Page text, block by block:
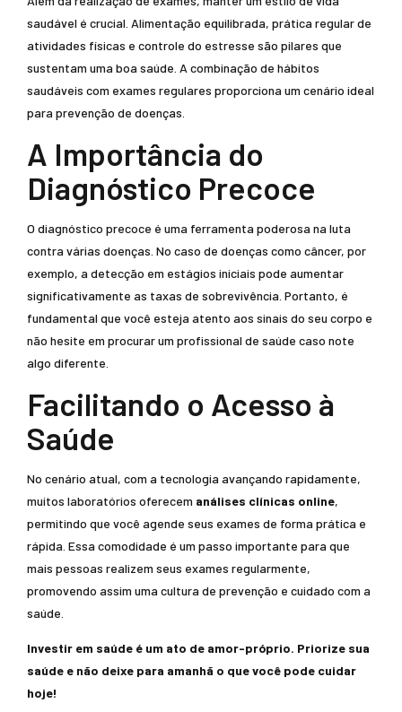
saudável é crucial. Alimentação equilibrada, prática regular de
atividades físicas e controle do estresse são pilares que
sustentam uma boa saúde. A combinação de hábitos
saudáveis com exames regulares proporciona um cenário ideal
para prevenção de doenças.
A Importância do
Diagnóstico Precoce
O diagnóstico precoce é uma ferramenta poderosa na luta
contra várias doenças. No caso de doenças como câncer, por
exemplo, a detecção em estágios iniciais pode aumentar
significativamente as taxas de sobrevivência. Portanto, é
fundamental que você esteja atento aos sinais do seu corpo e
não hesite em procurar um profissional de saúde caso note
algo diferente.
Facilitando o Acesso à
Saúde
No cenário atual, com a tecnologia avançando rapidamente,
muitos laboratórios oferecem análises clínicas online,
permitindo que você agende seus exames de forma prática e
rápida. Essa comodidade é um passo importante para que
mais pessoas realizem seus exames regularmente,
promovendo assim uma cultura de prevenção e cuidado com a
saúde.
Investir em saúde é um ato de amor-próprio. Priorize sua
saúde e não deixe para amanhã o que você pode cuidar
hoje!